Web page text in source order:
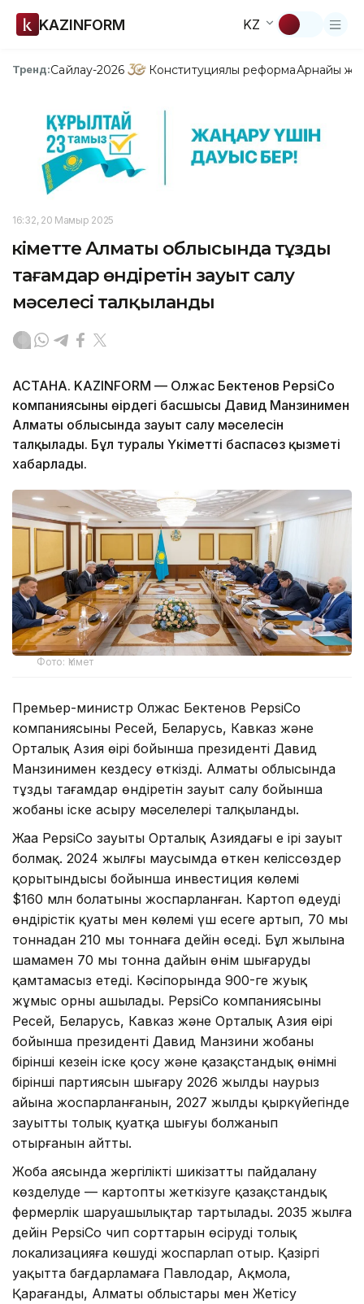
KAZINFORM KZ
Тренд:Сайлау-2026 Конституциялық реформаАрнайы
16:32, 20 Мамыр 2025
Үкіметте Алматы облысында тұзды
тағамдар өндіретін зауыт салу
мәселесі талқыланды
АСТАНА. KAZINFORM — Олжас Бектенов PepsiCo
компаниясының өңірдегі басшысы Давид Манзинимен
Алматы облысында зауыт салу мәселесін
талқылады. Бұл туралы Үкіметтің баспасөз қызметі
хабарлады.
Фото: Үкімет
Премьер-министр Олжас Бектенов PepsiCo
компаниясының Ресей, Беларусь, Кавказ және
Орталық Азия өңірі бойынша президенті Давид
Манзинимен кездесу өткізді. Алматы облысында
тұзды тағамдар өндіретін зауыт салу бойынша
жобаны іске асыру мәселелері талқыланды.
Жаңа PepsiCo зауыты Орталық Азиядағы ең ірі зауыт
болмақ. 2024 жылғы маусымда өткен келіссөздер
қорытындысы бойынша инвестиция көлемі
$160 млн болатыны жоспарланған. Картоп өңдеудің
өндірістік қуаты мен көлемі үш есеге артып, 70 мың
тоннадан 210 мың тоннаға дейін өседі. Бұл жылына
шамамен 70 мың тонна дайын өнім шығаруды
қамтамасыз етеді. Кәсіпорында 900-ге жуық
жұмыс орны ашылады. PepsiCo компаниясының
Ресей, Беларусь, Кавказ және Орталық Азия өңірі
бойынша президенті Давид Манзини жобаның
бірінші кезеңін іске қосу және қазақстандық өнімнің
бірінші партиясын шығару 2026 жылдың наурыз
айына жоспарланғанын, 2027 жылдың қыркүйегінде
зауыттың толық қуатқа шығуы болжанып
отырғанын айтты.
Жоба аясында жергілікті шикізатты пайдалану
көзделуде — картопты жеткізуге қазақстандық
фермерлік шаруашылықтар тартылады. 2035 жылға
дейін PepsiCo чип сорттарын өсіруді толық
локализацияға көшуді жоспарлап отыр. Қазіргі
уақытта бағдарламаға Павлодар, Ақмола,
Қарағанды, Алматы облыстары мен Жетісу